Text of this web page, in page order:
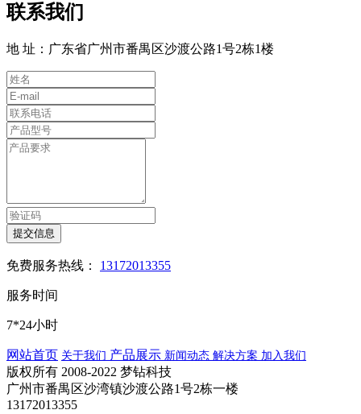
联系我们
地 址：广东省广州市番禺区沙渡公路1号2栋1楼
提交信息
免费服务热线： 13172013355
服务时间
7*24小时
网站首页 关于我们 产品展示 新闻动态 解决方案 加入我们
版权所有 2008-2022 梦钻科技
广州市番禺区沙湾镇沙渡公路1号2栋一楼
13172013355